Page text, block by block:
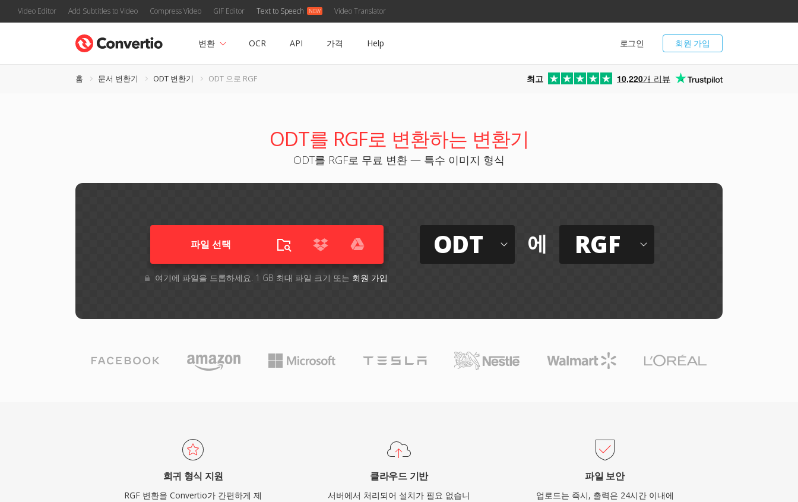
Video Editor Add Subtitles to Video Compress Video GIF Editor Text to Speech Video Translator
회원 가입
로그인
변환 OCR API 가격 Help
홈 문서 변환기 ODT 변환기 ODT 으로 RGF 최고 10,220개 리뷰
ODT를 RGF로 변환하는 변환기
ODT를 RGF로 무료 변환 — 특수 이미지 형식
파일 선택
여기에 파일을 드롭하세요. 1 GB 최대 파일 크기 또는 회원 가입
ODT 에 RGF
희귀 형식 지원
RGF 변환을 Convertio가 간편하게 제
클라우드 기반
서버에서 처리되어 설치가 필요 없습니
파일 보안
업로드는 즉시, 출력은 24시간 이내에